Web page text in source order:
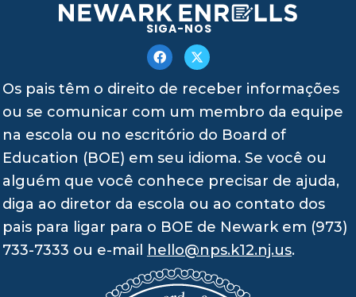
SIGA-NOS
Os pais têm o direito de receber informações
ou se comunicar com um membro da equipe
na escola ou no escritório do Board of
Education (BOE) em seu idioma. Se você ou
alguém que você conhece precisar de ajuda,
diga ao diretor da escola ou ao contato dos
pais para ligar para o BOE de Newark em (973)
733-7333 ou e-mail hello@nps.k12.nj.us.